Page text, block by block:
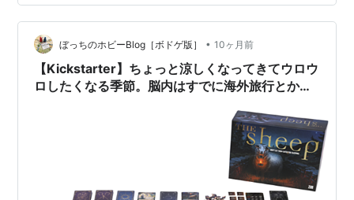
月前半の気になるKickでございます！ Container,
GRUNTZ, and Triangulation Cranio's Expansion Pack
Kalypso PocketParks: The US Nation…
ぼっちのホビーBlog［ボドゲ版］ • 10ヶ月前
【Kickstarter】ちょっと涼しくなってきてウロウ
ロしたくなる季節。脳内はすでに海外旅行とか羊
てる。〈気になるKickstarterピックアップ2025